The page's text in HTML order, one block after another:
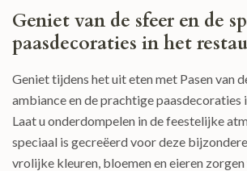
Geniet van de sfeer en de
paasdecoraties in het
Geniet tijdens het uit eten met Pasen van
ambiance en de prachtige paasdecoraties
Laat u onderdompelen in de feestelijke
speciaal is gecreëerd voor deze
vrolijke kleuren, bloemen en eieren